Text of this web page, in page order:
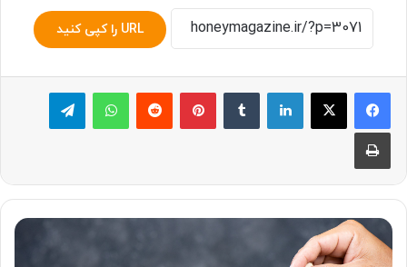
URL را کپی کنید
لینکدین ‫تامبلر پینترست‫رددیت واتس آپ تلگرام
چاپ
معرفی
انواع